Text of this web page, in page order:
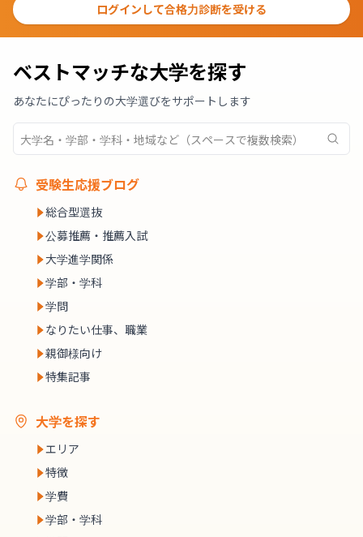
ログインして合格力診断を受ける
ベストマッチな大学を探す
あなたにぴったりの大学選びをサポートします
受験生応援ブログ
総合型選抜
公募推薦・推薦入試
大学進学関係
学部・学科
学問
なりたい仕事、職業
親御様向け
特集記事
大学を探す
エリア
特徴
学費
学部・学科